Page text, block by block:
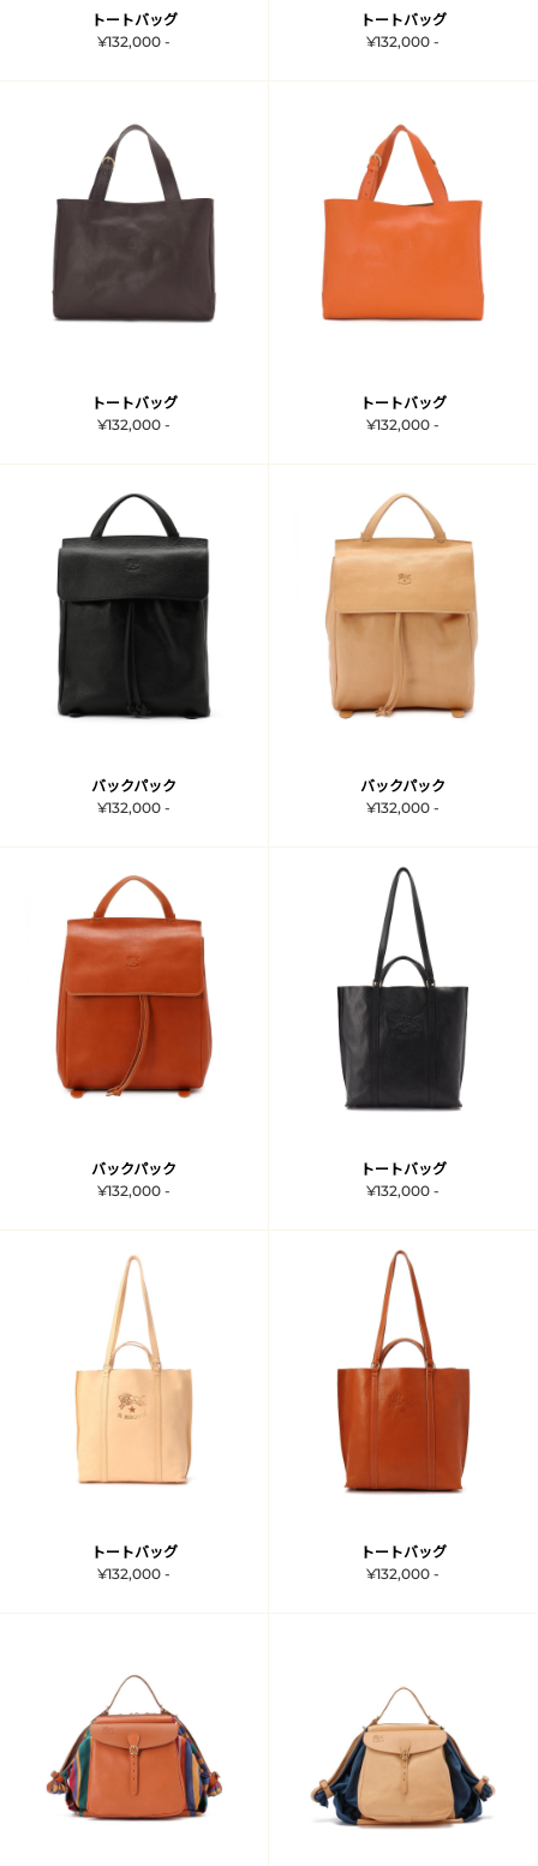
トートバッグ
¥132,000 -
トートバッグ
¥132,000 -
トートバッグ
¥132,000 -
トートバッグ
¥132,000 -
バックパック
¥132,000 -
バックパック
¥132,000 -
バックパック
¥132,000 -
トートバッグ
¥132,000 -
トートバッグ
¥132,000 -
トートバッグ
¥132,000 -